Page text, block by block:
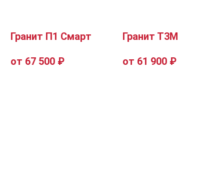
Гранит П1 Смарт
от 67 500 ₽
Гранит Т3М
от 61 900 ₽